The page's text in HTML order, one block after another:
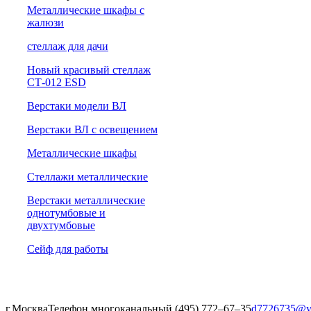
Металлические шкафы с
жалюзи
cтеллаж для дачи
Новый красивый стеллаж
СТ-012 ESD
Верстаки модели ВЛ
Верстаки ВЛ с освещением
Металлические шкафы
Стеллажи металлические
Верстаки металлические
однотумбовые и
двухтумбовые
Сейф для работы
г.МоскваТелефон многоканальный (495) 772‒67‒35